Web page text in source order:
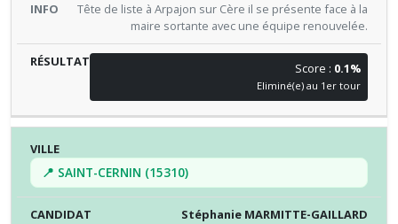
Tête de liste à Arpajon sur Cère il se présente face à la
maire sortante avec une équipe renouvelée.
Score : 0.1%
Eliminé(e) au 1er tour
📍 SAINT-CERNIN (15310)
Stéphanie MARMITTE-GAILLARD